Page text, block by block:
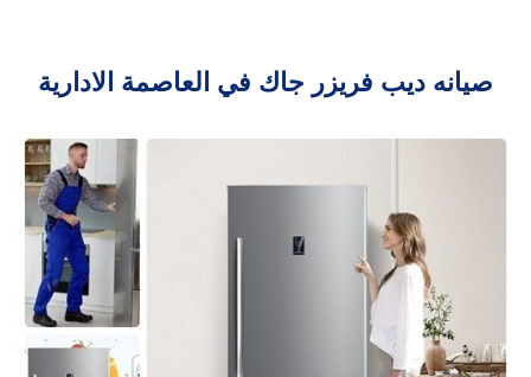
صيانه ديب فريزر جاك في العاصمة الادارية